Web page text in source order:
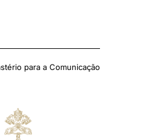
para a Comunicação